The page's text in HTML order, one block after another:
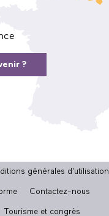
?
générales d'utilisation
Contactez-nous
Tourisme et congrès